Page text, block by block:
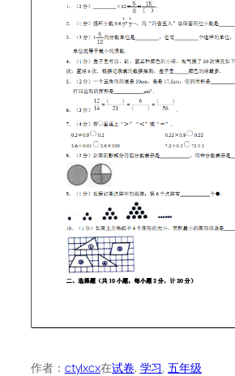
作者： ctylxcx在试卷, 学习, 五年级